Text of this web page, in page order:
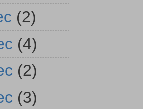
(2)
(4)
(2)
(3)